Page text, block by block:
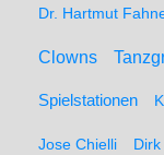
Dr. Hartmut
Clowns
Spielstationen
Jose Chielli